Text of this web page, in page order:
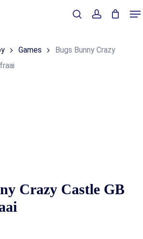
Games
Bugs Bunny Crazy
Crazy Castle GB